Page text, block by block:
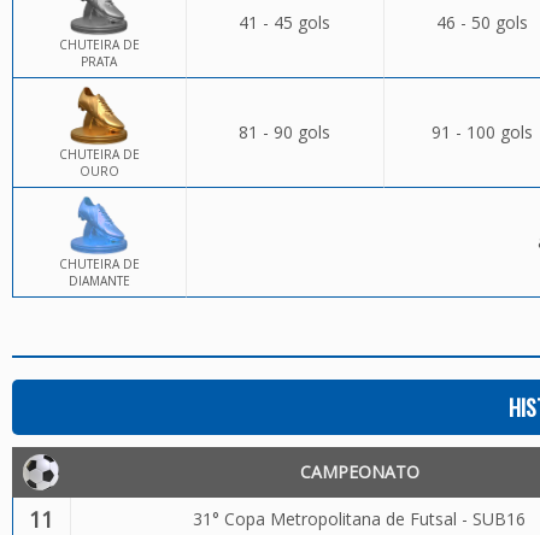
CHUTEIRA DE
PRATA
41 - 45 gols 46 - 50 gols
CHUTEIRA DE
OURO
81 - 90 gols 91 - 100 gols
CHUTEIRA DE
DIAMANTE
CAMPEONATO
11 31° Copa Metropolitana de Futsal - SUB16